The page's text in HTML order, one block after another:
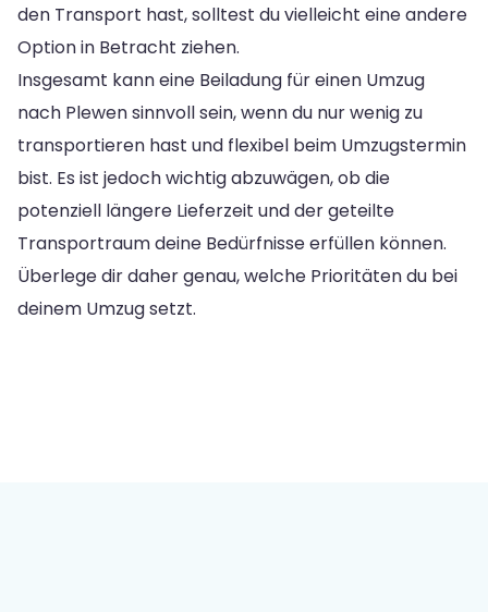
den Transport hast, solltest du vielleicht eine andere
Option in Betracht ziehen.
Insgesamt kann eine Beiladung für einen Umzug
nach Plewen sinnvoll sein, wenn du nur wenig zu
transportieren hast und flexibel beim Umzugstermin
bist. Es ist jedoch wichtig abzuwägen, ob die
potenziell längere Lieferzeit und der geteilte
Transportraum deine Bedürfnisse erfüllen können.
Überlege dir daher genau, welche Prioritäten du bei
deinem Umzug setzt.